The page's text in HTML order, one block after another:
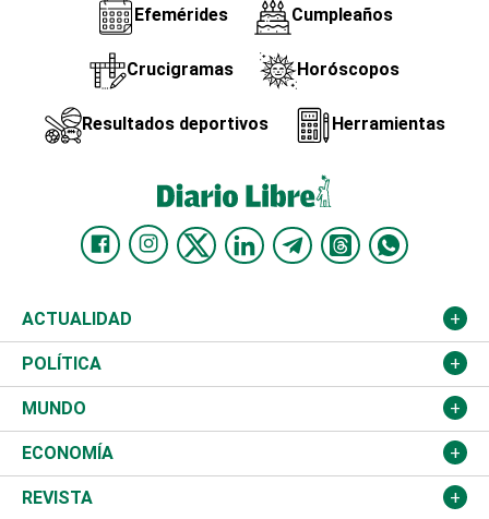
Efemérides Cumpleaños
Crucigramas Horóscopos
Resultados deportivos Herramientas
ACTUALIDAD
Nacional
Ciudad
Educación
Salud
POLÍTICA
Partidos
JCE
TSE
MUNDO
Estados Unidos
América Latina
ECONOMÍA
Finanzas
REVISTA